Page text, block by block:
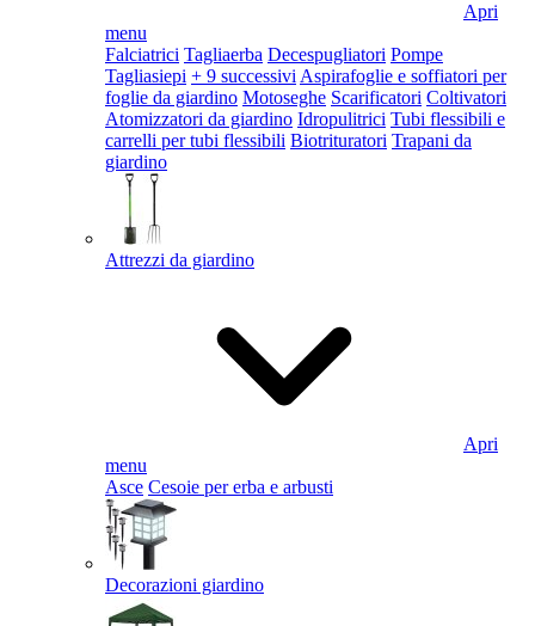
Apri
menu
Falciatrici Tagliaerba Decespugliatori Pompe
Tagliasiepi + 9 successivi Aspirafoglie e soffiatori per
foglie da giardino Motoseghe Scarificatori Coltivatori
Atomizzatori da giardino Idropulitrici Tubi flessibili e
carrelli per tubi flessibili Biotrituratori Trapani da
giardino
Attrezzi da giardino
Apri
menu
Asce Cesoie per erba e arbusti
Decorazioni giardino